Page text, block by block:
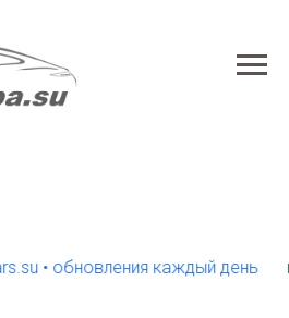
обновления каждый день